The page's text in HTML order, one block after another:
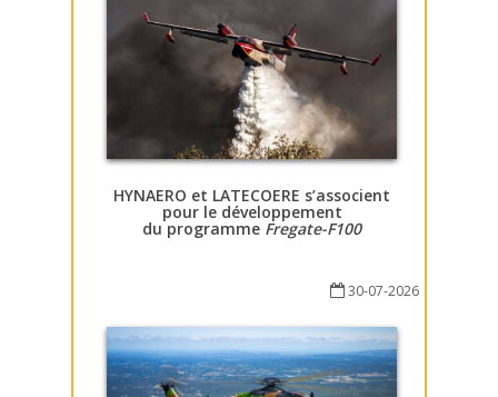
HYNAERO et LATECOERE s’associent
pour le développement
du programme Fregate-F100
30-07-2026